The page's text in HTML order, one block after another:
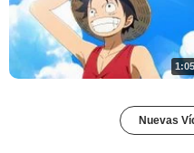
1:05
Nuevas